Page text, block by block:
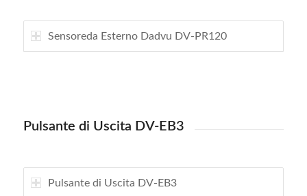
Sensoreda Esterno Dadvu DV-PR120
Pulsante di Uscita DV-EB3
Pulsante di Uscita DV-EB3